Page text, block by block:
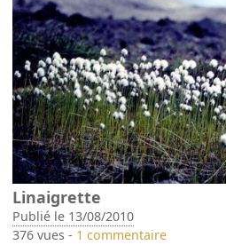
Linaigrette
Publié le 13/08/2010
376 vues - 1 commentaire